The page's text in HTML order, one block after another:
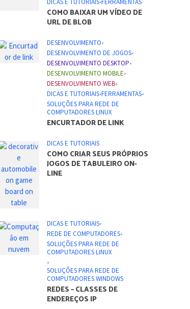
DICAS E TUTORIAIS•FERRAMENTAS
COMO BAIXAR UM VÍDEO DE
URL DE BLOB
DESENVOLVIMENTO•
DESENVOLVIMENTO DE JOGOS•
DESENVOLVIMENTO DESKTOP•
DESENVOLVIMENTO MOBILE•
DESENVOLVIMENTO WEB•
DICAS E TUTORIAIS•FERRAMENTAS•
SOLUÇÕES PARA REDE DE
COMPUTADORES LINUX
ENCURTADOR DE LINK
DICAS E TUTORIAIS
COMO CRIAR SEUS PRÓPRIOS
JOGOS DE TABULEIRO ON-
LINE
DICAS E TUTORIAIS•
REDE DE COMPUTADORES•
SOLUÇÕES PARA REDE DE
COMPUTADORES LINUX
•
SOLUÇÕES PARA REDE DE
COMPUTADORES WINDOWS
REDES – CLASSES DE
ENDEREÇOS IP